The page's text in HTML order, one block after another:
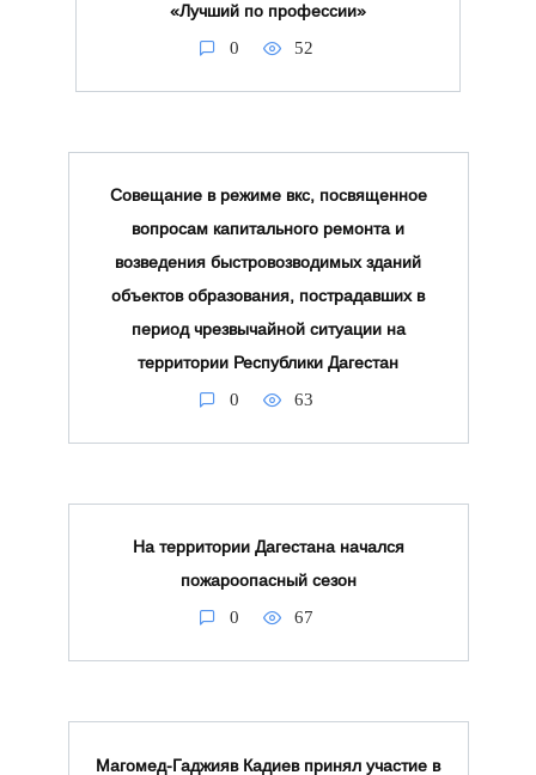
«Лучший по профессии»
0 52
Совещание в режиме вкс, посвященное
вопросам капитального ремонта и
возведения быстровозводимых зданий
объектов образования, пострадавших в
период чрезвычайной ситуации на
территории Республики Дагестан
0 63
На территории Дагестана начался
пожароопасный сезон
0 67
Магомед-Гаджияв Кадиев принял участие в